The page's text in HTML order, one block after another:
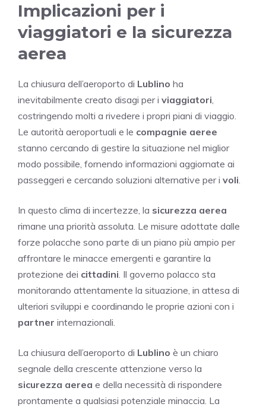
Implicazioni per i
viaggiatori e la sicurezza
aerea
La chiusura dell’aeroporto di Lublino ha
inevitabilmente creato disagi per i viaggiatori,
costringendo molti a rivedere i propri piani di viaggio.
Le autorità aeroportuali e le compagnie aeree
stanno cercando di gestire la situazione nel miglior
modo possibile, fornendo informazioni aggiornate ai
passeggeri e cercando soluzioni alternative per i voli.
In questo clima di incertezze, la sicurezza aerea
rimane una priorità assoluta. Le misure adottate dalle
forze polacche sono parte di un piano più ampio per
affrontare le minacce emergenti e garantire la
protezione dei cittadini. Il governo polacco sta
monitorando attentamente la situazione, in attesa di
ulteriori sviluppi e coordinando le proprie azioni con i
partner internazionali.
La chiusura dell’aeroporto di Lublino è un chiaro
segnale della crescente attenzione verso la
sicurezza aerea e della necessità di rispondere
prontamente a qualsiasi potenziale minaccia. La